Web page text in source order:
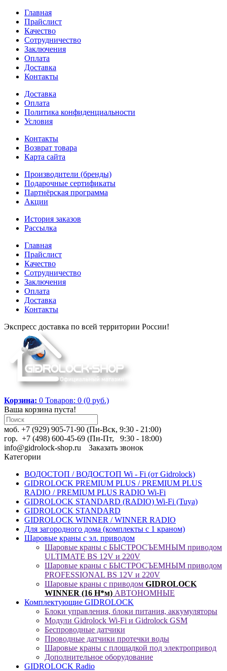
Главная
Прайслист
Качество
Сотрудничество
Заключения
Оплата
Доставка
Контакты
Доставка
Оплата
Политика конфиденциальности
Условия
Контакты
Возврат товара
Карта сайта
Производители (бренды)
Подарочные сертификаты
Партнёрская программа
Акции
История заказов
Рассылка
Главная
Прайслист
Качество
Сотрудничество
Заключения
Оплата
Доставка
Контакты
Экспресс доставка по всей территории России!
Корзина: 0 Товаров: 0 (0 руб.)
Ваша корзина пуста!
моб. +7 (929) 905-71-90 (Пн-Вск, 9:30 - 21:00)
гор. +7 (498) 600-45-69 (Пн-Пт, 9:30 - 18:00)
info@gidrolock-shop.ru
Заказать звонок
Категории
ВОДОСТОП / ВОДОСТОП Wi - Fi (от Gidrolock)
GIDROLOCK PREMIUM PLUS / PREMIUM PLUS
RADIO / PREMIUM PLUS RADIO Wi-Fi
GIDROLOCK STANDARD (RADIO) Wi-Fi (Tuya)
GIDROLOCK STANDARD
GIDROLOCK WINNER / WINNER RADIO
Для загородного дома (комплекты с 1 краном)
Шаровые краны с эл. приводом
Шаровые краны с БЫСТРОСЪЕМНЫМ приводом
ULTIMATE BS 12V и 220V
Шаровые краны с БЫСТРОСЪЕМНЫМ приводом
PROFESSIONAL BS 12V и 220V
Шаровые краны с приводом GIDROLOCK
WINNER (16 Н*м) АВТОНОМНЫЕ
Комплектующие GIDROLOCK
Блоки управления, блоки питания, аккумуляторы
Модули Gidrolock Wi-Fi и Gidrolock GSM
Беспроводные датчики
Проводные датчики протечки воды
Шаровые краны с площадкой под электропривод
Дополнительное оборудование
GIDROLOCK Radio